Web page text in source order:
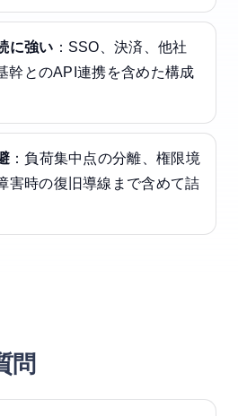
に強い ：SSO、決済、他社
幹とのAPI連携を含めた構成
：負荷集中点の分離、権限境
害時の復旧導線まで含めて詰
問